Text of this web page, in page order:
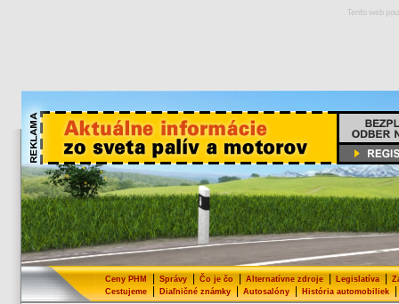
Tento web
Ceny PHM Správy Čo je čo Alternatívne zdroje Legislatíva
Cestujeme| Diaľničné známky| Autosalóny| História automobiliek|